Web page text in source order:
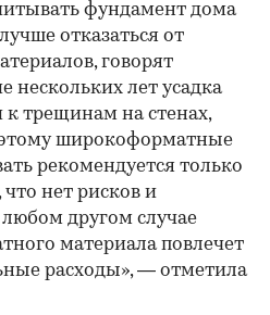
фундамент дома
отказаться от
говорят
нескольких лет усадка
трещинам на стенах,
широкоформатные
рекомендуется только
что нет рисков и
другом случае
материала повлечет
расходы», — отметила